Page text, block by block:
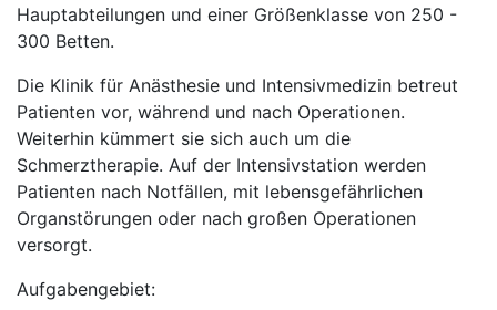
Hauptabteilungen und einer Größenklasse von 250 -
300 Betten.
Die Klinik für Anästhesie und Intensivmedizin betreut
Patienten vor, während und nach Operationen.
Weiterhin kümmert sie sich auch um die
Schmerztherapie. Auf der Intensivstation werden
Patienten nach Notfällen, mit lebensgefährlichen
Organstörungen oder nach großen Operationen
versorgt.
Aufgabengebiet: